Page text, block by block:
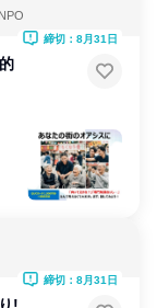
締切：8月31日
締切：8月31日